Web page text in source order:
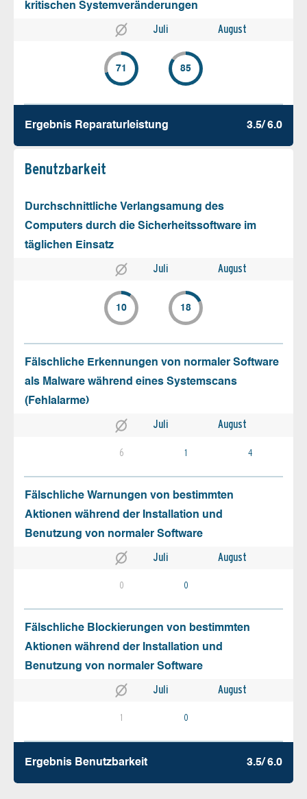
kritischen Systemveränderungen
Juli August
71 85
Ergebnis Reparatur­leistung 3.5/ 6.0
Benutz­barkeit
Durchschnittliche Verlangsamung des
Computers durch die Sicherheitssoftware im
täglichen Einsatz
Juli August
10 18
Fälschliche Erkennungen von normaler Software
als Malware während eines Systemscans
(Fehlalarme)
Juli August
6 1 4
Fälschliche Warnungen von bestimmten
Aktionen während der Installation und
Benutzung von normaler Software
Juli August
0 0
Fälschliche Blockierungen von bestimmten
Aktionen während der Installation und
Benutzung von normaler Software
Juli August
1 0
Ergebnis Benutz­barkeit 3.5/ 6.0